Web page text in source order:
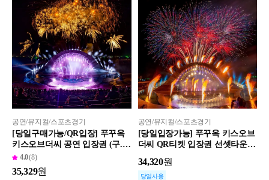
공연/뮤지컬/스포츠경기
[당일구매가능/QR입장] 푸꾸옥
키스오브더씨 공연 입장권 (구.
키스더스타쇼)
4.0(8)
35,329원
공연/뮤지컬/스포츠경기
[당일입장가능] 푸꾸옥 키스오브
더씨 QR티켓 입장권 선셋타운
34,320원
당일사용